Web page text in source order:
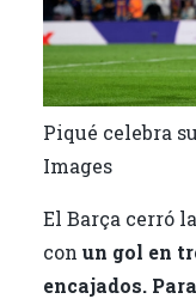
Piqué celebra
Images
El Barça cerró
con un gol en
encajados.